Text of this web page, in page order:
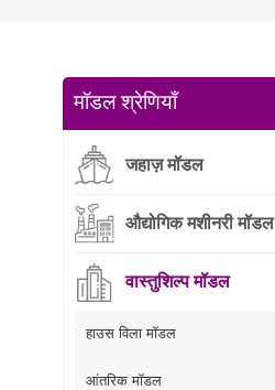
मॉडल श्रेणियाँ
जहाज़ मॉडल
औद्योगिक मशीनरी मॉडल
वास्तुशिल्प मॉडल
हाउस विला मॉडल
आंतरिक मॉडल